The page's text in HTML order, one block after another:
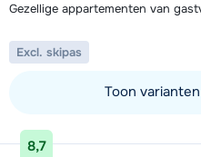
Gezellige appartementen van
Excl. skipas
Toon
Bekijk accommodatie
8,7